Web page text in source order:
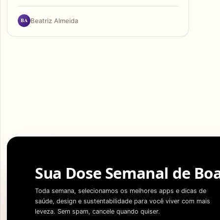
BA Beatriz Almeida
Sua Dose Semanal de
Toda semana, selecionamos os melhores apps e dicas de
saúde, design e sustentabilidade para você viver com mais
leveza. Sem spam, cancele quando quiser.